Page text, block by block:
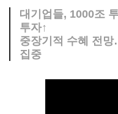
대기업들, 1000조
투자↑
중장기적 수혜 전
집중